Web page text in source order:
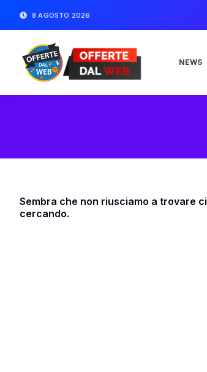
8 AGOSTO 2026
NEWS
Sembra che non riusciamo a trovare
cercando.